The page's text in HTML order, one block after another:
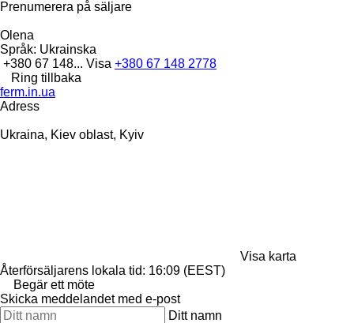
Prenumerera på säljare
Olena
Språk: Ukrainska
+380 67 148... Visa +380 67 148 2778
Ring tillbaka
ferm.in.ua
Adress
Ukraina, Kiev oblast, Kyiv
Visa karta
Återförsäljarens lokala tid: 16:09 (EEST)
Begär ett möte
Skicka meddelandet med e-post
Ditt namn